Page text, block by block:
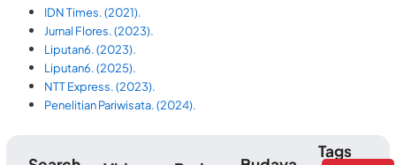
IDN Times. (2021).
Jurnal Flores. (2023).
Liputan6. (2023).
Liputan6. (2025).
NTT Express. (2023).
Penelitian Pariwisata. (2024).
Tags